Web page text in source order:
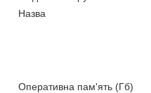
Назва
Оперативна пам'ять (Гб)